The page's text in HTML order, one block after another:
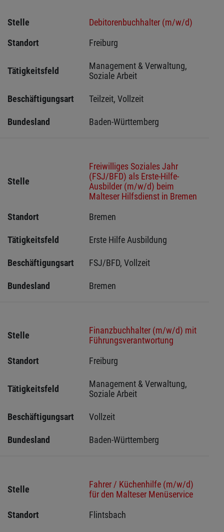
Stelle
Debitorenbuchhalter (m/w/d)
Standort
Freiburg
Tätigkeitsfeld
Management & Verwaltung,
Soziale Arbeit
Beschäftigungsart Teilzeit, Vollzeit
Bundesland Baden-Württemberg
Stelle
Freiwilliges Soziales Jahr
(FSJ/BFD) als Erste-Hilfe-
Ausbilder (m/w/d) beim
Malteser Hilfsdienst in Bremen
Standort
Bremen
Tätigkeitsfeld Erste Hilfe Ausbildung
Beschäftigungsart FSJ/BFD, Vollzeit
Bundesland Bremen
Stelle
Finanzbuchhalter (m/w/d) mit
Führungsverantwortung
Standort
Freiburg
Tätigkeitsfeld
Management & Verwaltung,
Soziale Arbeit
Beschäftigungsart Vollzeit
Bundesland Baden-Württemberg
Stelle
Fahrer / Küchenhilfe (m/w/d)
für den Malteser Menüservice
Standort
Flintsbach